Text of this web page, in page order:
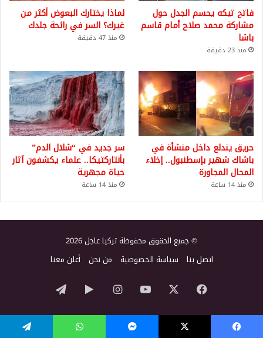
فاتح تيكه يحسم الجدل حول
مشاركة محمد صلاح أمام قاسم
باشا
منذ 23 دقيقة
لماذا يختارك البعوض أكثر من
غيرك؟ السر في رائحة جلدك
منذ 47 دقيقة
حريق يندلع داخل منشأة في
باشاك شهير بإسطنبول.. إخلاء
المحال المجاورة
منذ 14 ساعة
سر جديد في “شلال الدم”
بأنتاركتيكا.. علماء يكشفون آثار
حياة مجهرية
منذ 14 ساعة
© جميع الحقوق محفوظة تركيا عاجل 2026
اتصل بنا سياسة الخصوصية من نحن أعلن معنا
فيسبوك ‫YouTubeانستقرام‏Google
Play
تيلقرام